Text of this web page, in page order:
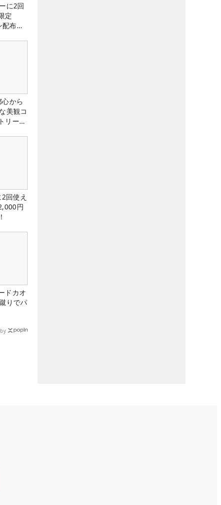
に2回
定
配布
から
美観コ
リー俱
回使え
円
ドカオ
りでパ